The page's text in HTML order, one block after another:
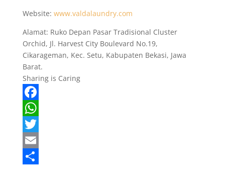
Website: www.valdalaundry.com
Alamat: Ruko Depan Pasar Tradisional Cluster
Orchid, Jl. Harvest City Boulevard No.19,
Cikarageman, Kec. Setu, Kabupaten Bekasi, Jawa
Barat.
Sharing is Caring
F
a
c
e
W
h
a
T
w
E